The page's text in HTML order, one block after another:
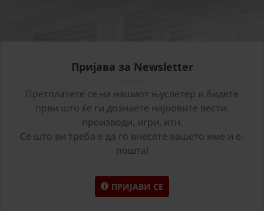
Пријава за Newsletter
Претплатете се на нашиот њуслетер и бидете
први што ќе ги дознаете најновите вести,
производи, игри, итн.
Се што ви треба е да го внесете вашето име и е-
пошта!
ПРИЈАВИ СЕ